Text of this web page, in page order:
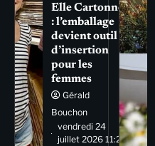
Elle Cartonne
: l’emballage
devient outil
d’insertion
pour les
femmes
Gérald
Bouchon
vendredi 24
juillet 2026 11:29